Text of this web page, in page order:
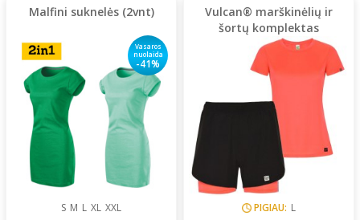
Malfini suknelės (2vnt)
Vasaros
nuolaida
-41%
S M L XL XXL
Vulcan® marškinėlių ir
šortų komplektas
PIGIAU: L